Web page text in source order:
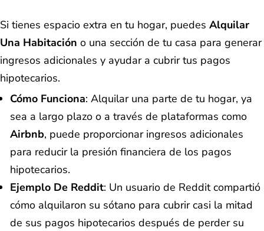
Si tienes espacio extra en tu hogar, puedes Alquilar
Una Habitación o una sección de tu casa para generar
ingresos adicionales y ayudar a cubrir tus pagos
hipotecarios.
Cómo Funciona: Alquilar una parte de tu hogar, ya
sea a largo plazo o a través de plataformas como
Airbnb, puede proporcionar ingresos adicionales
para reducir la presión financiera de los pagos
hipotecarios.
Ejemplo De Reddit: Un usuario de Reddit compartió
cómo alquilaron su sótano para cubrir casi la mitad
de sus pagos hipotecarios después de perder su